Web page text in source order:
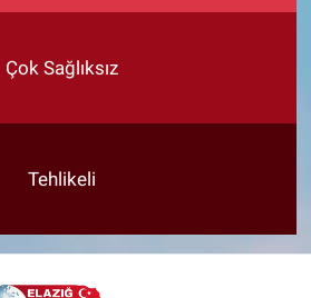
Çok Sağlıksız
Tehlikeli